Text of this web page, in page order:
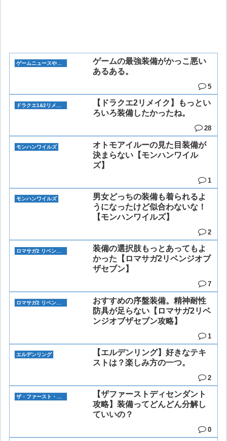
ゲームニュースや雑談
ゲームの最強装備がかっこ悪い
あるある。
5
【ドラクエ2リメイク】もっとい
ろいろ装備したかったね。
28
モンハンワイルズ
オトモアイルーの見た目装備が
決まらない【モンハンワイル
ズ】
1
モンハンワイルズ
男女どっちの装備も着られるよ
うになったけど似合わないな！
【モンハンワイルズ】
2
ロマサガ2 リベンジオブザセブン
装備の選択肢もっとあってもよ
かった【ロマサガ2リベンジオブ
ザセブン】
7
ロマサガ2 リベンジオブザセブン
おすすめの序盤装備。精神耐性
防具が足らない【ロマサガ2リベ
ンジオブザセブン攻略】
1
エルデンリング
【エルデンリング】好きなテキ
ストは？楽しみ方の一つ。
2
【ザファーストディセンダント
攻略】装備ってどんどん分解し
ていいの？
0